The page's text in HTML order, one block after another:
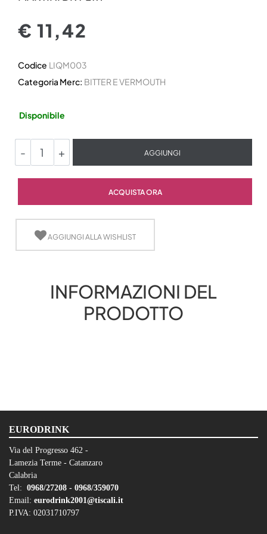
€ 11,42
Codice LIQM003
Categoria Merc: BITTER E VERMOUTH
Disponibile
AGGIUNGI
ACQUISTA ORA
AGGIUNGI ALLA WISHLIST
INFORMAZIONI DEL
PRODOTTO
EURODRINK
Via del Progresso 462 -
Lamezia Terme - Catanzaro
Calabria
Tel: 0968/27208 - 0968/359070
Email: eurodrink2001@tiscali.it
P.IVA: 02031710797